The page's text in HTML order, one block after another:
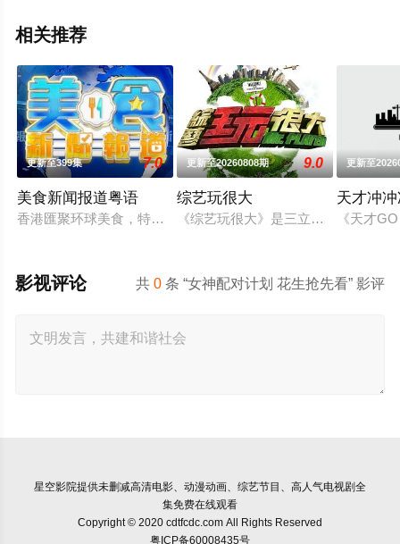
相关推荐
更新至399集 7.0
美食新闻报道粤语
香港匯聚环球美食，特色佳餚、贴地料理受到识饮识食之人的
更新至20260808期 9.0
综艺玩很大
《综艺玩很大》是三立电视与台湾
更新至
天才冲
《天才
共0 条 “女神配对计划 花生抢先看” 影评
影视评论
星空影院提供未删减高清电影、动漫动画、综艺节目、高人气电视剧全
集免费在线观看
Copyright © 2020 cdtfcdc.com All Rights Reserved
粤ICP备60008435号